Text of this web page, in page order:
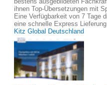
ihnen Top-Übersetzungen mit
Eine Verfügbarkeit von 7 Tage
eine schnelle Express
Kitz Global Deutschland